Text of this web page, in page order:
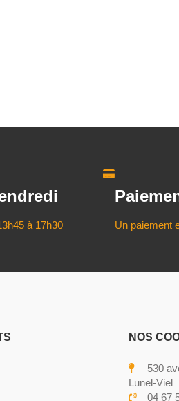
à 17h30 Un paiement
NOS
530
Lunel-Viel
04 67